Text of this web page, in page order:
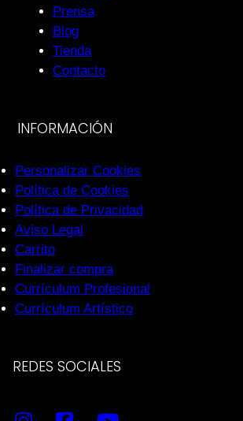
Prensa
Blog
Tienda
Contacto
INFORMACIÓN
Personalizar Cookies
Política de Cookies
Política de Privacidad
Aviso Legal
Carrito
Finalizar compra
Currículum Profesional
Currículum Artístico
REDES SOCIALES